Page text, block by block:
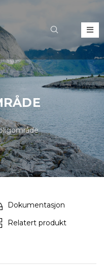
Dokumentasjon
Relatert produkt